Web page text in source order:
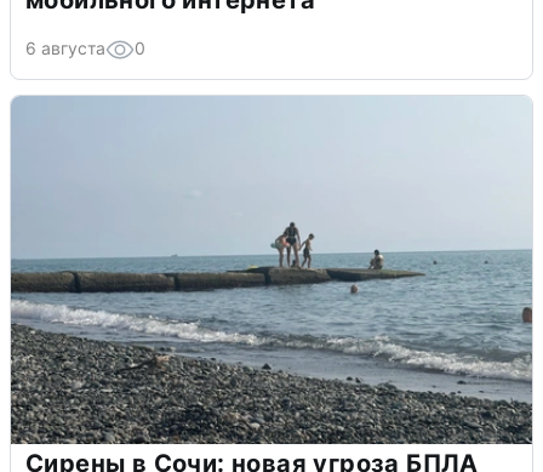
6 августа 0
Сирены в Сочи: новая угроза БПЛА